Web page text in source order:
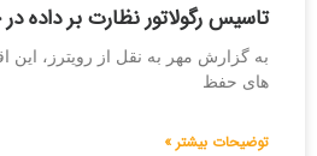
تاسیس رگولاتور نظارت بر داده
به گزارش مهر به نقل از رویترز، این
های حفظ
توضیحات بیشتر »